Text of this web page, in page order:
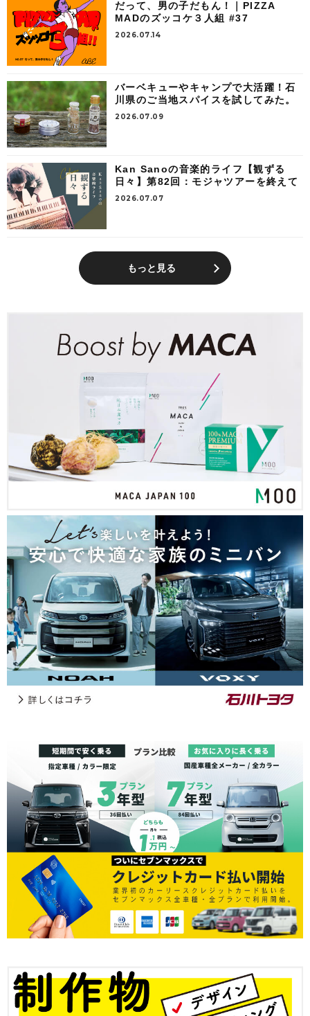
だって、男の子だもん！｜PIZZA
MADのズッコケ３人組 #37
2026.07.14
バーベキューやキャンプで大活躍！石
川県のご当地スパイスを試してみた。
2026.07.09
Kan Sanoの音楽的ライフ【観ずる
日々】第82回：モジャツアーを終えて
2026.07.07
もっと見る